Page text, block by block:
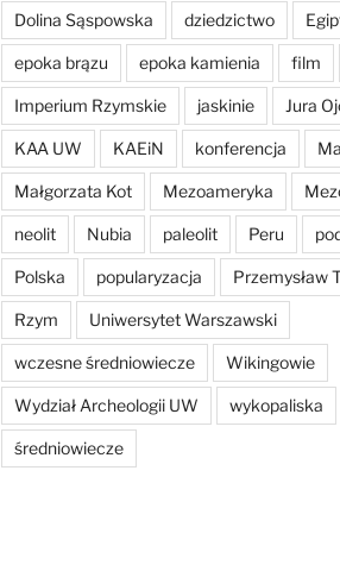
Dolina Sąspowska dziedzictwo
epoka brązu epoka kamienia film
Imperium Rzymskie jaskinie Jura
KAA UW KAEiN konferencja
Małgorzata Kot Mezoameryka
neolit Nubia paleolit Peru
Polska popularyzacja Przemysław
Rzym Uniwersytet Warszawski
wczesne średniowiecze Wikingowie
Wydział Archeologii UW wykopaliska
średniowiecze